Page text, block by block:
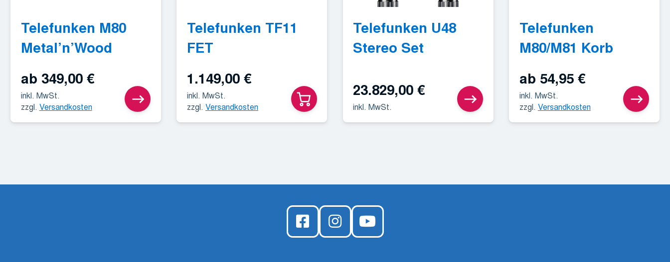
Telefunken M80
Metal’n’Wood
ab 349,00 €
inkl. MwSt.
zzgl. Versandkosten
Telefunken TF11
FET
1.149,00 €
inkl. MwSt.
zzgl. Versandkosten
Telefunken U48
Stereo Set
23.829,00€
inkl. MwSt.
Telefunken
M80/M81 Korb
ab 54,95 €
inkl. MwSt.
zzgl. Versandkosten